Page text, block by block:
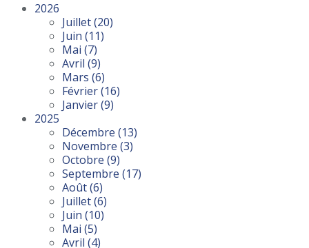
2026
Juillet(20)
Juin (11)
Mai (7)
Avril (9)
Mars (6)
Février(16)
Janvier(9)
2025
Décembre (13)
Novembre (3)
Octobre (9)
Septembre (17)
Août(6)
Juillet(6)
Juin (10)
Mai (5)
Avril (4)